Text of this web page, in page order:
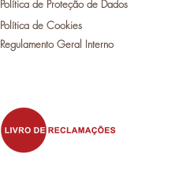
Política de Proteção de Dados
Política de Cookies
Regulamento Geral Interno